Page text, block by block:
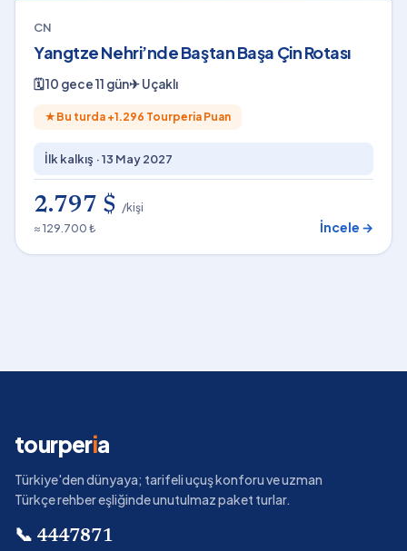
CN
Yangtze Nehri’nde Baştan Başa Çin Rotası
🗓10 gece 11 gün✈Uçaklı
★ Bu turda +1.296 Tourperia Puan
İlk kalkış ·13 May 2027
2.797 $ /kişi
≈ 129.700 ₺
İncele →
tourperia
Türkiye'den dünyaya; tarifeli uçuş konforu ve uzman
Türkçe rehber eşliğinde unutulmaz paket turlar.
📞 4447871